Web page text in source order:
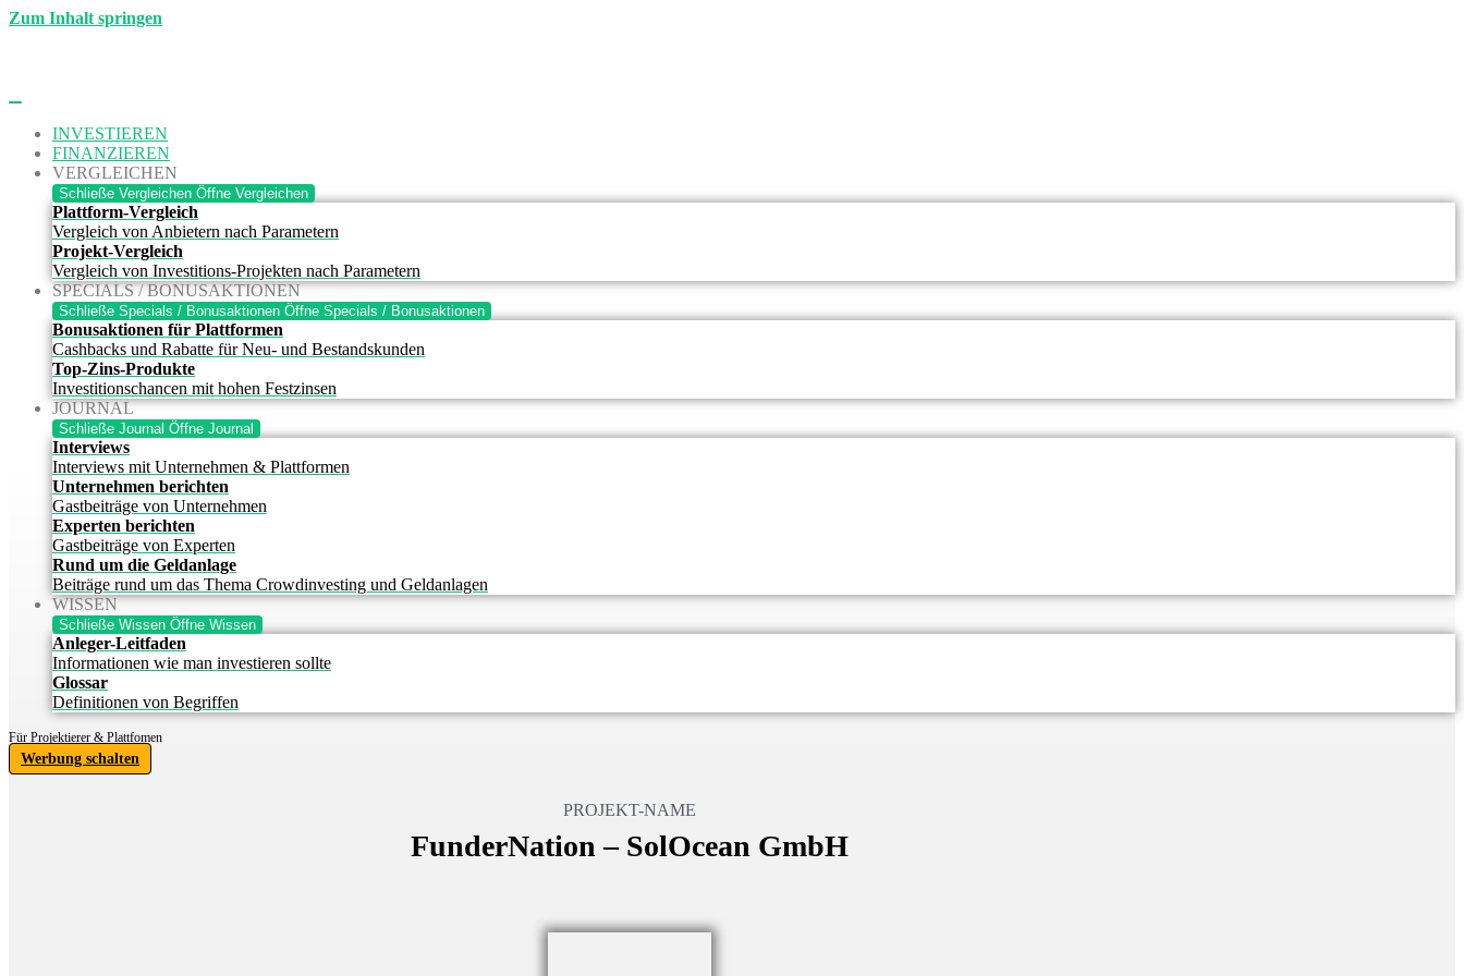
Zum Inhalt springen
INVESTIEREN
FINANZIEREN
VERGLEICHEN
Schließe Vergleichen Öffne Vergleichen
Plattform-Vergleich
Vergleich von Anbietern nach Parametern
Projekt-Vergleich
Vergleich von Investitions-Projekten nach Parametern
SPECIALS / BONUSAKTIONEN
Schließe Specials / Bonusaktionen Öffne Specials / Bonusaktionen
Bonusaktionen für Plattformen
Cashbacks und Rabatte für Neu- und Bestandskunden
Top-Zins-Produkte
Investitionschancen mit hohen Festzinsen
JOURNAL
Schließe Journal Öffne Journal
Interviews
Interviews mit Unternehmen & Plattformen
Unternehmen berichten
Gastbeiträge von Unternehmen
Experten berichten
Gastbeiträge von Experten
Rund um die Geldanlage
Beiträge rund um das Thema Crowdinvesting und Geldanlagen
WISSEN
Schließe Wissen Öffne Wissen
Anleger-Leitfaden
Informationen wie man investieren sollte
Glossar
Definitionen von Begriffen
Für Projektierer & Plattfomen
Werbung schalten
PROJEKT-NAME
FunderNation – SolOcean GmbH